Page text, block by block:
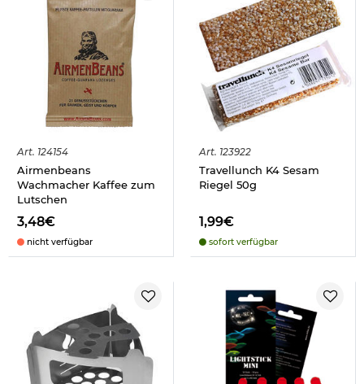
Art. 124154
Airmenbeans
Wachmacher Kaffee zum
Lutschen
3,48€
nicht verfügbar
Art. 123922
Travellunch K4 Sesam
Riegel 50g
1,99€
sofort verfügbar